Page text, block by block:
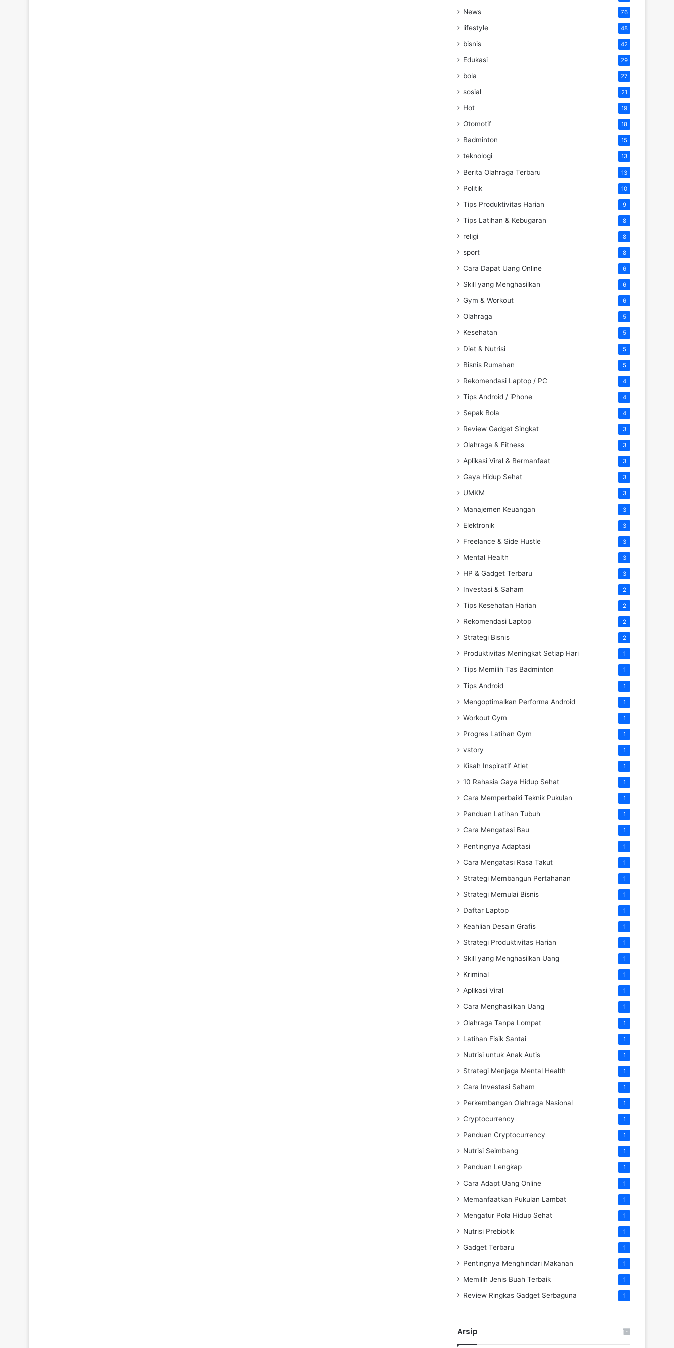
News 76
lifestyle 48
bisnis 42
Edukasi 29
bola 27
sosial 21
Hot 19
Otomotif 18
Badminton 15
teknologi 13
Berita Olahraga Terbaru 13
Politik 10
Tips Produktivitas Harian 9
Tips Latihan & Kebugaran 8
religi 8
sport 8
Cara Dapat Uang Online 6
Skill yang Menghasilkan 6
Gym & Workout 6
Olahraga 5
Kesehatan 5
Diet & Nutrisi 5
Bisnis Rumahan 5
Rekomendasi Laptop / PC 4
Tips Android / iPhone 4
Sepak Bola 4
Review Gadget Singkat 3
Olahraga & Fitness 3
Aplikasi Viral & Bermanfaat 3
Gaya Hidup Sehat 3
UMKM 3
Manajemen Keuangan 3
Elektronik 3
Freelance & Side Hustle 3
Mental Health 3
HP & Gadget Terbaru 3
Investasi & Saham 2
Tips Kesehatan Harian 2
Rekomendasi Laptop 2
Strategi Bisnis 2
Produktivitas Meningkat Setiap Hari 1
Tips Memilih Tas Badminton 1
Tips Android 1
Mengoptimalkan Performa Android 1
Workout Gym 1
Progres Latihan Gym 1
vstory 1
Kisah Inspiratif Atlet 1
10 Rahasia Gaya Hidup Sehat 1
Cara Memperbaiki Teknik Pukulan 1
Panduan Latihan Tubuh 1
Cara Mengatasi Bau 1
Pentingnya Adaptasi 1
Cara Mengatasi Rasa Takut 1
Strategi Membangun Pertahanan 1
Strategi Memulai Bisnis 1
Daftar Laptop 1
Keahlian Desain Grafis 1
Strategi Produktivitas Harian 1
Skill yang Menghasilkan Uang 1
Kriminal 1
Aplikasi Viral 1
Cara Menghasilkan Uang 1
Olahraga Tanpa Lompat 1
Latihan Fisik Santai 1
Nutrisi untuk Anak Autis 1
Strategi Menjaga Mental Health 1
Cara Investasi Saham 1
Perkembangan Olahraga Nasional 1
Cryptocurrency 1
Panduan Cryptocurrency 1
Nutrisi Seimbang 1
Panduan Lengkap 1
Cara Adapt Uang Online 1
Memanfaatkan Pukulan Lambat 1
Mengatur Pola Hidup Sehat 1
Nutrisi Prebiotik 1
Gadget Terbaru 1
Pentingnya Menghindari Makanan 1
Memilih Jenis Buah Terbaik 1
Review Ringkas Gadget Serbaguna 1
Arsip